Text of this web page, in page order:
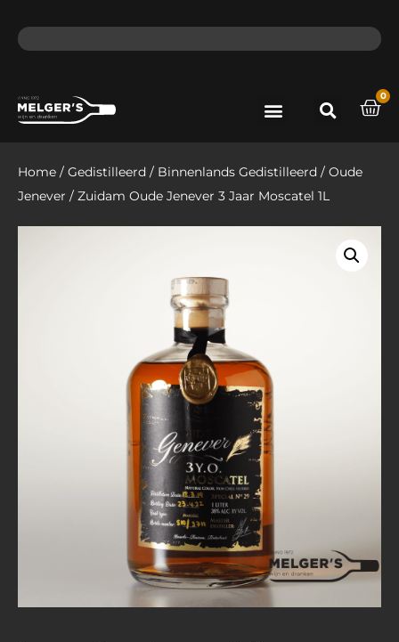
0
Home / Gedistilleerd / Binnenlands Gedistilleerd / Oude
Jenever / Zuidam Oude Jenever 3 Jaar Moscatel 1L